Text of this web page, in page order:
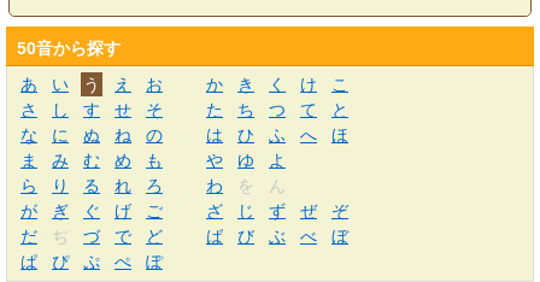
50音から探す
あ
い う え お か き く け
こ
さ
し す せ そ た ち つ て
と
な
に ぬ ね の は ひ ふ へ
ほ
ま
み む め も や ゆ
よ
ら
り る れ ろ わ を
ん
が
ぎ ぐ げ ご ざ じ ず ぜ
ぞ
だ
ぢ づ で ど ば び ぶ べ
ぼ
ぱ
ぴ ぷ ぺ ぽ